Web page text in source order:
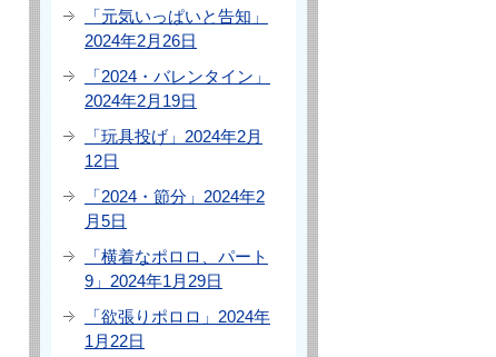
「元気いっぱいと告知」
2024年2月26日
「2024・バレンタイン」
2024年2月19日
「玩具投げ」2024年2月
12日
「2024・節分」2024年2
月5日
「横着なポロロ、パート
9」2024年1月29日
「欲張りポロロ」2024年
1月22日